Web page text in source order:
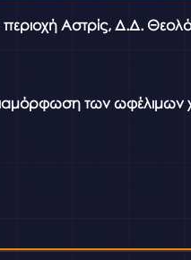
Αστρίς, Δ.Δ.
των ωφέλιμων